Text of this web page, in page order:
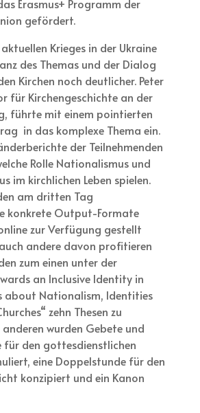
Erasmus+ Programm der
gefördert.
Krieges in der Ukraine
des Themas und der Dialog
Kirchen noch deutlicher. Peter
für Kirchengeschichte an der
führte mit einem pointierten
in das komplexe Thema ein.
der Teilnehmenden
Rolle Nationalismus und
im kirchlichen Leben spielen.
am dritten Tag
konkrete Output-Formate
zur Verfügung gestellt
andere davon profitieren
zum einen unter der
an Inclusive Identity in
about Nationalism, Identities
zehn Thesen zu
wurden Gebete und
für den gottesdienstlichen
eine Doppelstunde für den
konzipiert und ein Kanon